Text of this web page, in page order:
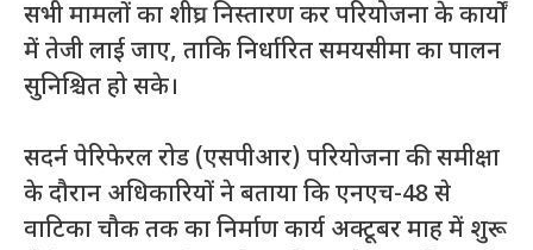
सभी मामलों का शीघ्र निस्तारण कर परियोजना के कार्यों
में तेजी लाई जाए, ताकि निर्धारित समयसीमा का पालन
सुनिश्चित हो सके।
सदर्न पेरिफेरल रोड (एसपीआर) परियोजना की समीक्षा
के दौरान अधिकारियों ने बताया कि एनएच-48 से
वाटिका चौक तक का निर्माण कार्य अक्टूबर माह में शुरू